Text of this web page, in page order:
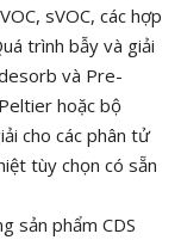
sVOC, các hợp
trình bẫy và giải
và Pre-
hoặc bộ
cho các phân tử
tùy chọn có sẵn
sản phẩm CDS